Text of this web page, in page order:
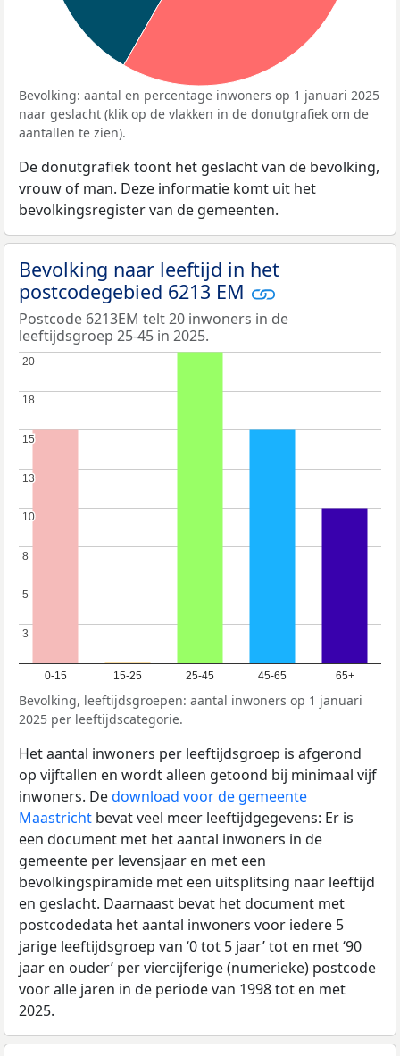
Bevolking: aantal en percentage inwoners op 1 januari 2025
naar geslacht (klik op de vlakken in de donutgrafiek om de
aantallen te zien).
De donutgrafiek toont het geslacht van de bevolking,
vrouw of man. Deze informatie komt uit het
bevolkingsregister van de gemeenten.
Bevolking naar leeftijd in het
postcodegebied 6213 EM
Postcode 6213EM telt 20 inwoners in de
leeftijdsgroep 25-45 in 2025.
0-15 15-25 25-45 45-65 65+
3
3
5
5
8
8
10
10
13
13
15
15
18
18
20
20
Bevolking, leeftijdsgroepen: aantal inwoners op 1 januari
2025 per leeftijdscategorie.
Het aantal inwoners per leeftijdsgroep is afgerond
op vijftallen en wordt alleen getoond bij minimaal vijf
inwoners. Dedownload voor de gemeente
Maastricht bevat veel meer leeftijdgegevens: Er is
een document met het aantal inwoners in de
gemeente per levensjaar en met een
bevolkingspiramide met een uitsplitsing naar leeftijd
en geslacht. Daarnaast bevat het document met
postcodedata het aantal inwoners voor iedere 5
jarige leeftijdsgroep van ‘0 tot 5 jaar’ tot en met ‘90
jaar en ouder’ per viercijferige (numerieke) postcode
voor alle jaren in de periode van 1998 tot en met
2025.